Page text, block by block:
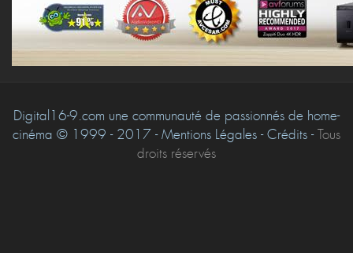
Digital16-9.com une communauté de passionnés de home-
cinéma © 1999 - 2017 - Mentions Légales - Crédits -Tous
droits réservés